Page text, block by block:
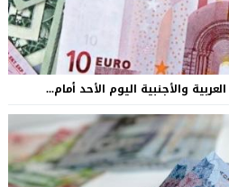
والأجنبية اليوم الأحد أمام...